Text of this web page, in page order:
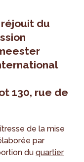
du
130, rue de
de la mise
par
duquartier